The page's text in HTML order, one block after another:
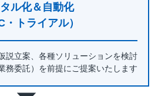
ル化＆自動化
・トライアル）
説立案、各種ソリューションを検討
務委託）を前提にご提案いたします